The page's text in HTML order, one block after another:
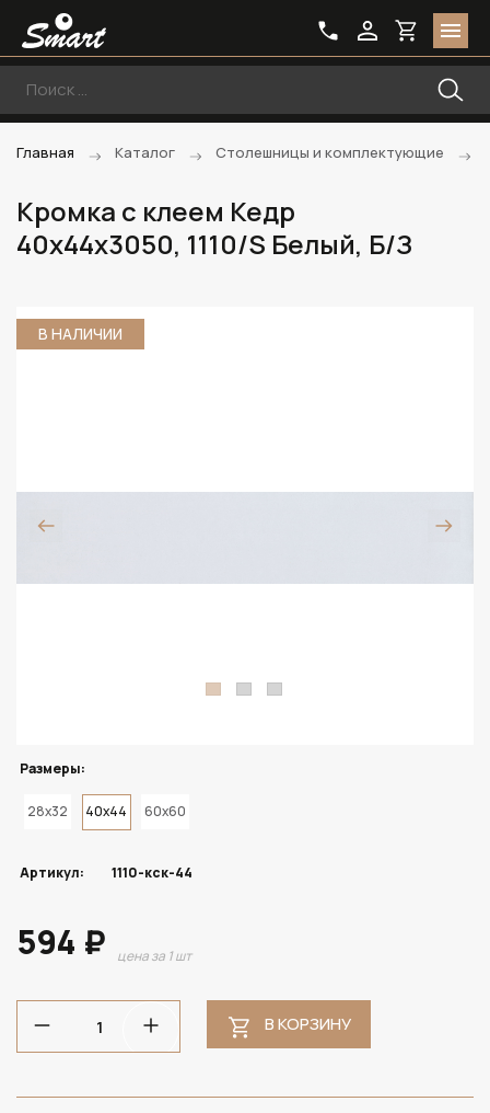
Главная Каталог Столешницы и комплектующие
Кромка с клеем Кедр
40х44х3050, 1110/S Белый, Б/З
В НАЛИЧИИ
Размеры:
28x32 40x44 60x60
Артикул: 1110-кск-44
594 ₽ цена за 1 шт
В КОРЗИНУ